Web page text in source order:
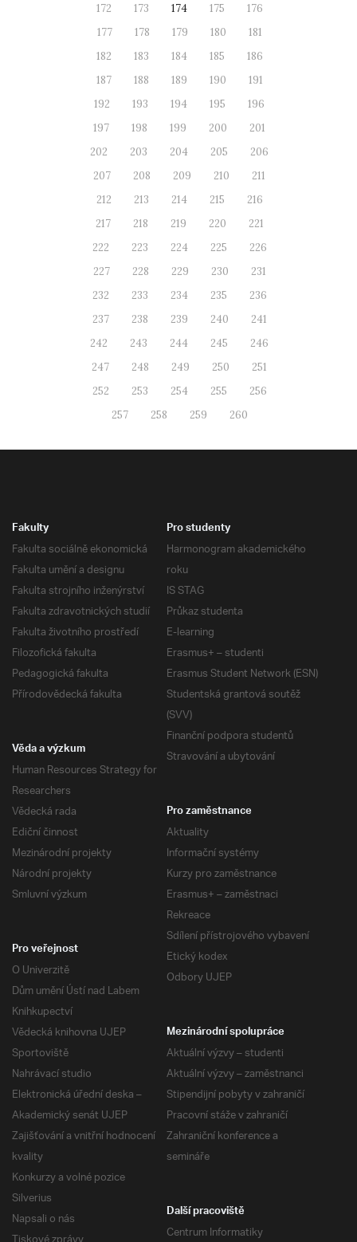
172
173 174 175
176
177
178 179 180
181
182
183 184 185
186
187
188 189 190
191
192
193 194 195
196
197
198 199 200
201
202
203 204 205
206
207
208 209 210
211
212
213 214 215
216
217
218 219 220
221
222
223 224 225
226
227
228 229 230
231
232
233 234 235
236
237
238 239 240
241
242
243 244 245
246
247
248 249 250
251
252
253 254 255
256
257
258 259 260
Fakulty
Fakulta sociálně ekonomická
Fakulta umění a designu
Fakulta strojního inženýrství
Fakulta zdravotnických studií
Fakulta životního prostředí
Filozofická fakulta
Pedagogická fakulta
Přírodovědecká fakulta
Pro studenty
Harmonogram akademického
roku
IS STAG
Průkaz studenta
E-learning
Erasmus+ – studenti
Erasmus Student Network (ESN)
Studentská grantová soutěž
(SVV)
Finanční podpora studentů
Stravování a ubytování
Věda a výzkum
Human Resources Strategy for
Researchers
Vědecká rada
Ediční činnost
Mezinárodní projekty
Národní projekty
Smluvní výzkum
Pro zaměstnance
Aktuality
Informační systémy
Kurzy pro zaměstnance
Erasmus+ – zaměstnaci
Rekreace
Sdílení přístrojového vybavení
Etický kodex
Odbory UJEP
Pro veřejnost
O Univerzitě
Dům umění Ústí nad Labem
Knihkupectví
Vědecká knihovna UJEP
Sportoviště
Nahrávací studio
Elektronická úřední deska –
Akademický senát UJEP
Zajišťování a vnitřní hodnocení
kvality
Konkurzy a volné pozice
Silverius
Napsali o nás
Mezinárodní spolupráce
Aktuální výzvy – studenti
Aktuální výzvy – zaměstnanci
Stipendijní pobyty v zahraničí
Pracovní stáže v zahraničí
Zahraniční konference a
semináře
Další pracoviště
Centrum Informatiky